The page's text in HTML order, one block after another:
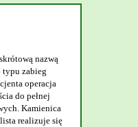
nazwą
typu zabieg
operacja
do pełnej
Kamienica
realizuje się